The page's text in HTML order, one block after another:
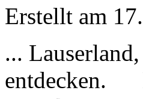
Erstellt am
... Lauserland,
entdecken.